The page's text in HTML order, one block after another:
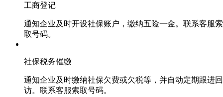
工商登记
通知企业及时开设社保账户，缴纳五险一金。联系客服索
取号码。
社保税务催缴
通知企业及时缴纳社保欠费或欠税等，并自动定期跟进回
访。联系客服索取号码。